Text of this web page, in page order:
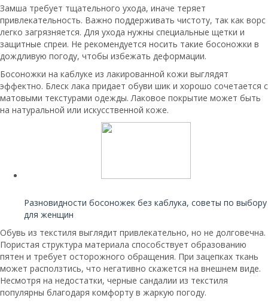
Замша требует тщательного ухода, иначе теряет
привлекательность. Важно поддерживать чистоту, так как ворс
легко загрязняется. Для ухода нужны специальные щетки и
защитные спреи. Не рекомендуется носить такие босоножки в
дождливую погоду, чтобы избежать деформации.
Босоножки на каблуке из лакированной кожи выглядят
эффектно. Блеск лака придает обуви шик и хорошо сочетается с
матовыми текстурами одежды. Лаковое покрытие может быть
на натуральной или искусственной коже.
Разновидности босоножек без каблука, советы по выбору
для женщин
Обувь из текстиля выглядит привлекательно, но не долговечна.
Пористая структура материала способствует образованию
пятен и требует осторожного обращения. При зацепках ткань
может расползтись, что негативно скажется на внешнем виде.
Несмотря на недостатки, черные сандалии из текстиля
популярны благодаря комфорту в жаркую погоду.